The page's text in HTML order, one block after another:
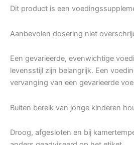
Dit product is een
Aanbevolen dosering niet
Een gevarieerde, evenwichtige
levensstijl zijn belangrijk. Een
vervanging van een gevarieerde
Buiten bereik van jonge kinderen
Droog, afgesloten en bij